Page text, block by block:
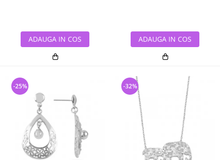
ADAUGA IN COS ADAUGA IN COS
-25% -32%